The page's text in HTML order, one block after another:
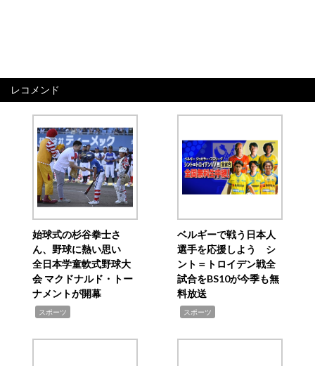
レコメンド
始球式の杉谷拳士さ
ん、野球に熱い思い
全日本学童軟式野球大
会 マクドナルド・トー
ナメントが開幕
スポーツ
ベルギーで戦う日本人
選手を応援しよう シ
ント＝トロイデン戦全
試合をBS10が今季も無
料放送
スポーツ